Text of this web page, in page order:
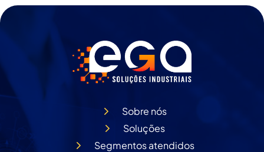
Sobre nós
Soluções
Segmentos atendidos